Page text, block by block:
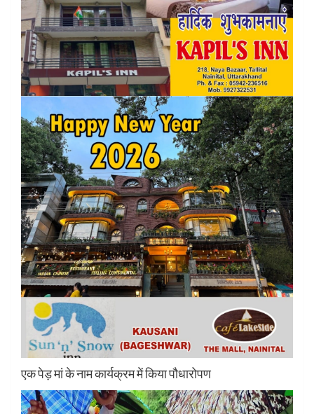
एक पेड़ मां के नाम कार्यक्रम में किया पौधारोपण